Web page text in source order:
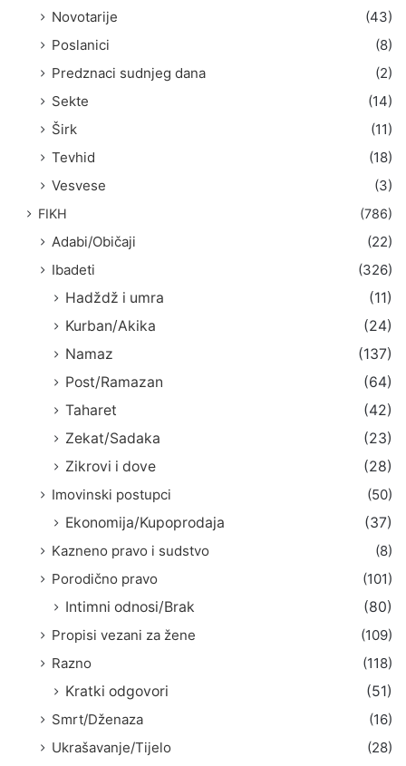
Novotarije
(43)
Poslanici
(8)
Predznaci sudnjeg dana
(2)
Sekte
(14)
Širk
(11)
Tevhid
(18)
Vesvese
(3)
FIKH (786)
Adabi/Običaji
(22)
Ibadeti
(326)
Hadždž i umra
(11)
Kurban/Akika
(24)
Namaz
(137)
Post/Ramazan
(64)
Taharet
(42)
Zekat/Sadaka
(23)
Zikrovi i dove
(28)
Imovinski postupci
(50)
Ekonomija/Kupoprodaja
(37)
Kazneno pravo i sudstvo
(8)
Porodično pravo
(101)
Intimni odnosi/Brak
(80)
Propisi vezani za žene
(109)
Razno
(118)
Kratki odgovori
(51)
Smrt/Dženaza
(16)
Ukrašavanje/Tijelo
(28)